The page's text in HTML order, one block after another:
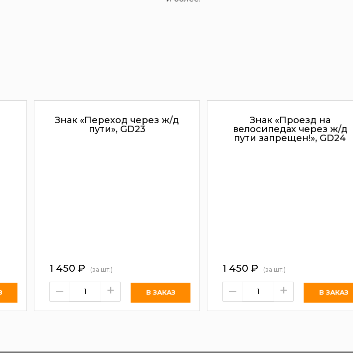
Знак «Переход через ж/д
пути», GD23
1 450 ₽ (за шт.)
– +
Знак «Проезд на
велосипедах через ж/д
пути запрещен!», GD24
1 450 ₽ (за шт.)
– +